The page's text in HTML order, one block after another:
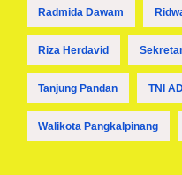
Radmida Dawam
Riza Herdavid
Tanjung Pandan TNI
Walikota Pangkalpinang